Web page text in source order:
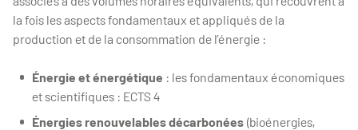
la fois les aspects fondamentaux et appliqués de la
production et de la consommation de l’énergie :
Énergie et énergétique : les fondamentaux économiques
et scientifiques : ECTS 4
Énergies renouvelables décarbonées (bioénergies,